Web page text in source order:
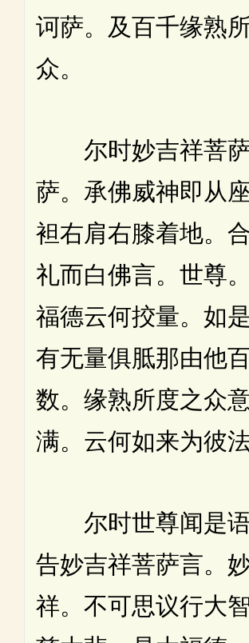
诃萨。及百千缘熟
众。
尔时妙吉祥菩萨
萨。承佛威神即从
袒右肩右膝着地。
礼而白佛言。世尊
福德云何挍量。如
有无量俱胝那由他
数。缘熟所度之众
满。云何如来为彼法
尔时世尊闻是语
告妙吉祥菩萨言。
祥。不可思议行大